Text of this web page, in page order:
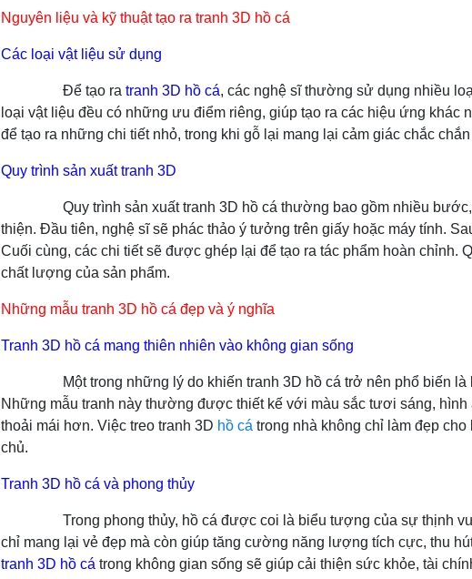
Nguyên liệu và kỹ thuật tạo ra tranh 3D hồ cá
Các loại vật liệu sử dụng
Để tạo ra tranh 3D hồ cá, các nghệ sĩ thường sử dụng nhiều
loại vật liệu đều có những ưu điểm riêng, giúp tạo ra các hiệu ứng khác
để tạo ra những chi tiết nhỏ, trong khi gỗ lại mang lại cảm giác chắc
Quy trình sản xuất tranh 3D
Quy trình sản xuất tranh 3D hồ cá thường bao gồm nhiều bước,
thiện. Đầu tiên, nghệ sĩ sẽ phác thảo ý tưởng trên giấy hoặc máy tính.
Cuối cùng, các chi tiết sẽ được ghép lại để tạo ra tác phẩm hoàn chỉnh.
chất lượng của sản phẩm.
Những mẫu tranh 3D hồ cá đẹp và ý nghĩa
Tranh 3D hồ cá mang thiên nhiên vào không gian sống
Một trong những lý do khiến tranh 3D hồ cá trở nên phổ biến là
Những mẫu tranh này thường được thiết kế với màu sắc tươi sáng,
thoải mái hơn. Việc treo tranh 3D hồ cá trong nhà không chỉ làm đẹp
chủ.
Tranh 3D hồ cá và phong thủy
Trong phong thủy, hồ cá được coi là biểu tượng của sự thịnh
chỉ mang lại vẻ đẹp mà còn giúp tăng cường năng lượng tích cực, thu
tranh 3D hồ cá trong không gian sống sẽ giúp cải thiện sức khỏe, tài